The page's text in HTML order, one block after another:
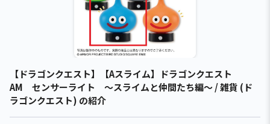
【ドラゴンクエスト】【Aスライム】ドラゴンクエスト
AM センサーライト ～スライムと仲間たち編～ / 雑貨 (ド
ラゴンクエスト) の紹介